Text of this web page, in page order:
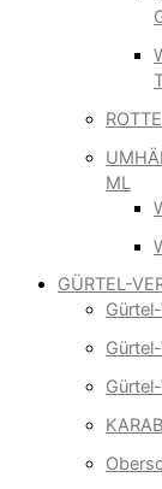
ML
GÜRTEL-